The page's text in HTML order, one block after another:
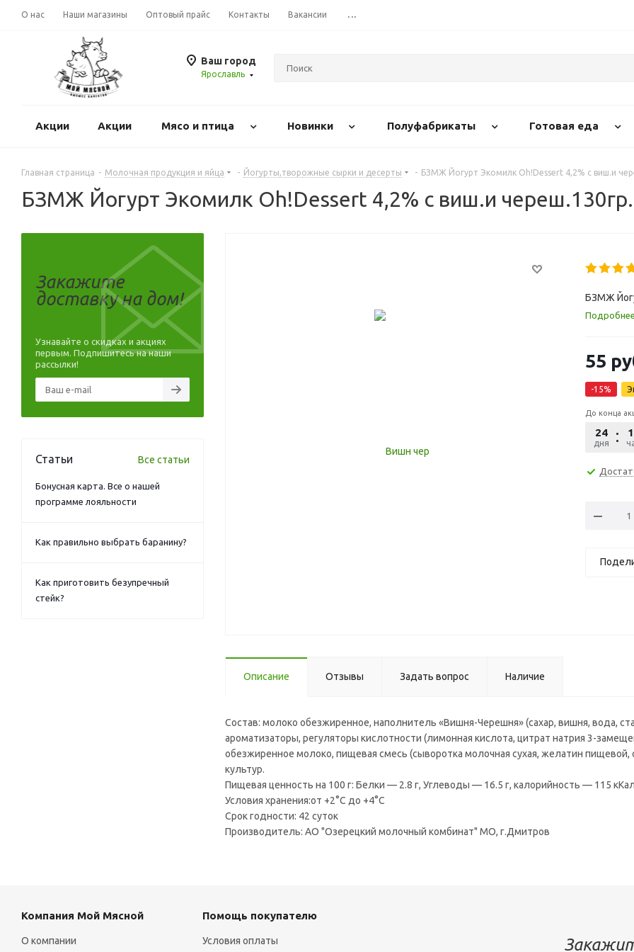
О нас Наши магазины Оптовый прайс Контакты Вакансии ...
Ваш город
Ярославль
Акции Акции Mясо и птица Новинки Полуфабрикаты Готовая еда
Главная страница - Молочная продукция и яйца - Йогурты,творожные сырки и десерты - БЗМЖ Йогурт Экомилк Oh!Dessert 4,2% с виш.и
БЗМЖ Йогурт Экомилк Oh!Dessert 4,2% с виш.и череш.130гр.
БЗМЖ
Подробнее
55
-15%
До конца
24
дня
Описание Отзывы Задать вопрос Наличие
Состав: молоко обезжиренное, наполнитель «Вишня-Черешня» (сахар, вишня, вода,
ароматизаторы, регуляторы кислотности (лимонная кислота, цитрат натрия 3-
обезжиренное молоко, пищевая смесь (сыворотка молочная сухая, желатин
культур.
Пищевая ценность на 100 г: Белки — 2.8 г, Углеводы — 16.5 г, калорийность — 115 кКал
Условия хранения:от +2°С до +4°С
Срок годности: 42 суток
Производитель: АО "Озерецкий молочный комбинат" МО, г.Дмитров
Закажите
доставку на дом!
Узнавайте о скидках и акциях
первым. Подпишитесь на наши
рассылки!
Статьи Все статьи
Бонусная карта. Все о нашей
программе лояльности
Как правильно выбрать баранину?
Как приготовить безупречный
стейк?
Компания Мой Мясной
О компании
Помощь покупателю
Условия оплаты